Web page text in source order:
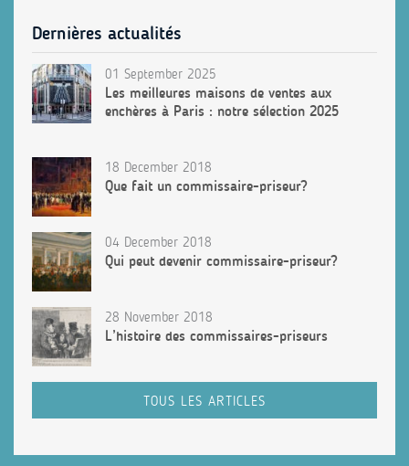
Dernières actualités
01 September 2025
Les meilleures maisons de ventes aux
enchères à Paris : notre sélection 2025
18 December 2018
Que fait un commissaire-priseur?
04 December 2018
Qui peut devenir commissaire-priseur?
28 November 2018
L’histoire des commissaires-priseurs
TOUS LES ARTICLES